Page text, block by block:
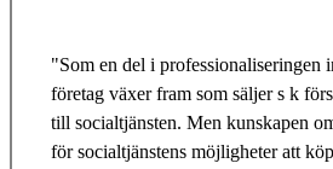
"Som en del i professionaliseringen
företag växer fram som säljer s k
till socialtjänsten. Men kunskapen
för socialtjänstens möjligheter att